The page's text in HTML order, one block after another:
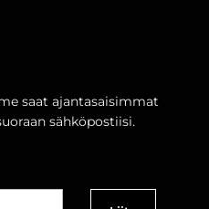
saat ajantasaisimmat
sähköpostiisi.